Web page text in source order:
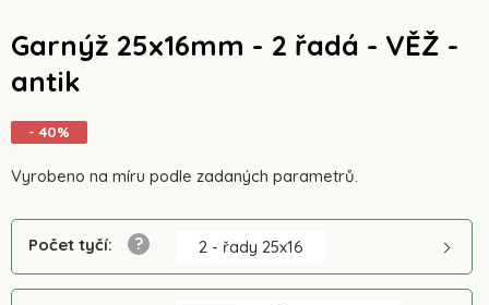
Garnýž 25x16mm - 2 řadá - VĚŽ -
antik
- 40%
Vyrobeno na míru podle zadaných parametrů.
Počet tyčí: 2 - řady 25x16